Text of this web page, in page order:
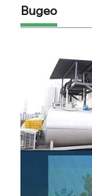
Видео